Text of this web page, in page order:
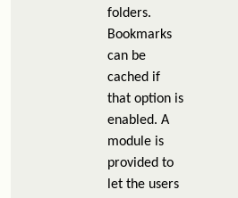
folders.
Bookmarks
can be
cached if
that option is
enabled. A
module is
provided to
let the users